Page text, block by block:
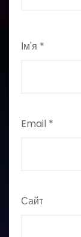
Ім'я *
Email *
Сайт